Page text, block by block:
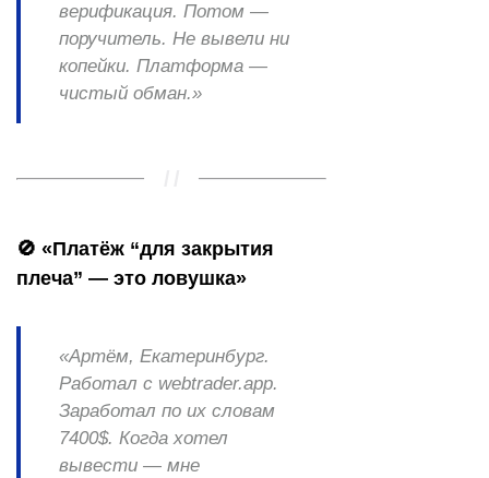
верификация. Потом —
поручитель. Не вывели ни
копейки. Платформа —
чистый обман.»
🚫 «Платёж “для закрытия
плеча” — это ловушка»
«Артём, Екатеринбург.
Работал с webtrader.app.
Заработал по их словам
7400$. Когда хотел
вывести — мне